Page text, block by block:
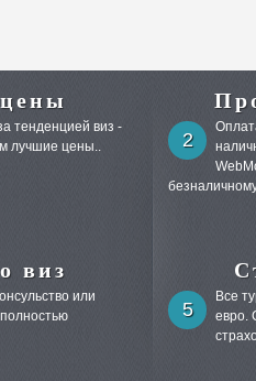
тенденцией виз -
лучшие цены..
2
виз
или
5
Все
евро.